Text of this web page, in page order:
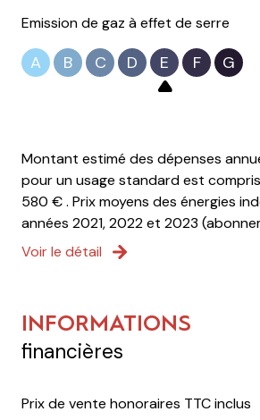
Emission de gaz à effet de serre
A B C D E F G
Montant estimé des dépenses
pour un usage standard est
580 € . Prix moyens des énergies
années 2021, 2022 et 2023
Voir le détail
INFORMATIONS
financières
Prix de vente honoraires TTC inclus